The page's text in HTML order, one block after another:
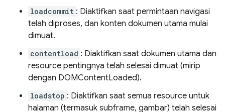
loadcommit : Diaktifkan saat permintaan navigasi
telah diproses, dan konten dokumen utama mulai
dimuat.
contentload : Diaktifkan saat dokumen utama dan
resource pentingnya telah selesai dimuat (mirip
dengan DOMContentLoaded).
loadstop : Diaktifkan saat semua resource untuk
halaman (termasuk subframe, gambar) telah selesai